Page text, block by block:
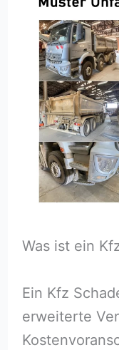
Was ist ein
Ein Kfz
erweiterte